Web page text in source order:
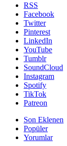
RSS
Facebook
Twitter
Pinterest
LinkedIn
YouTube
Tumblr
SoundCloud
Instagram
Spotify
TikTok
Patreon
Son Eklenen
Popüler
Yorumlar